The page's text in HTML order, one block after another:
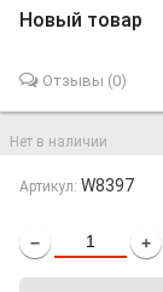
Новый товар
Отзывы (0)
Нет в наличии
Артикул: W8397
− +